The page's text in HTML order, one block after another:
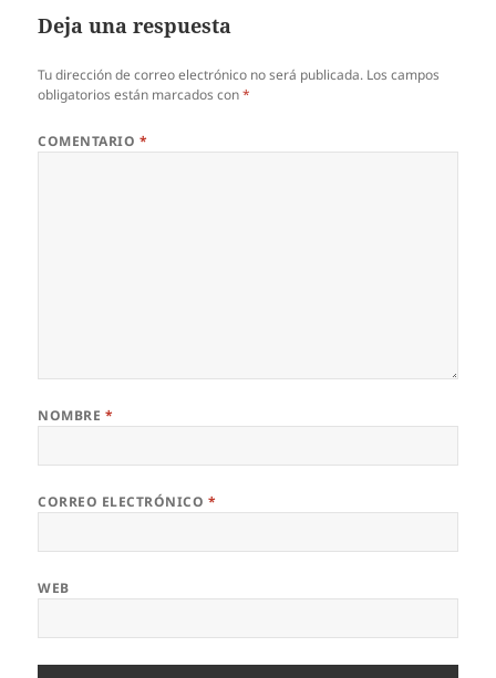
Deja una respuesta
Tu dirección de correo electrónico no será publicada. Los campos
obligatorios están marcados con*
COMENTARIO *
NOMBRE *
CORREO ELECTRÓNICO *
WEB